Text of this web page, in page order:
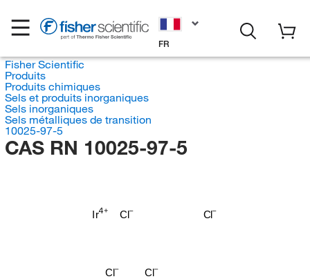
FR
Fisher Scientific
Produits
Produits chimiques
Sels et produits inorganiques
Sels inorganiques
Sels métalliques de transition
10025-97-5
CAS RN 10025-97-5
Cl Cl
Cl Cl
Ir